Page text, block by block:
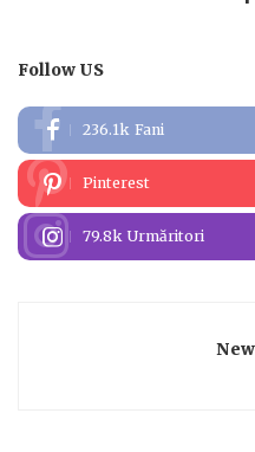
Follow US
236.1k Fani
Pinterest
79.8k Urmăritori